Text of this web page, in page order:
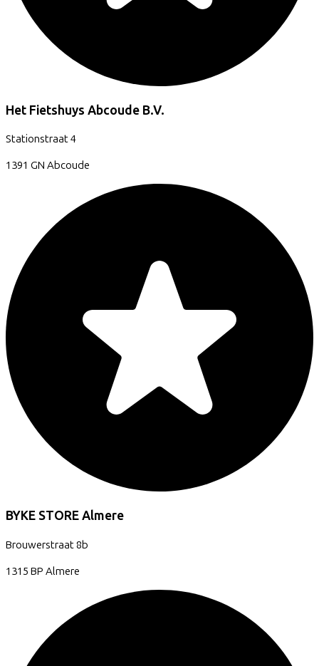
Het Fietshuys Abcoude B.V.
Stationstraat4
1391 GN Abcoude
BYKE STORE Almere
Brouwerstraat 8b
1315 BP Almere